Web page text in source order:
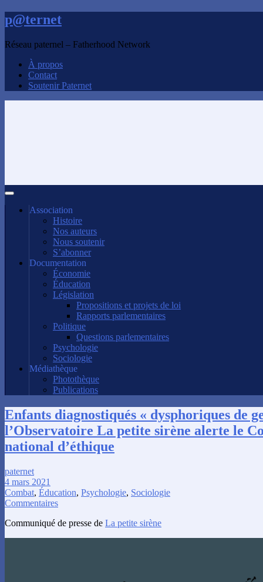
p@ternet
Réseau paternel – Fatherhood Network
À propos
Contact
Soutenir Paternet
Association
Histoire
Nos auteurs
Nous soutenir
S’abonner
Documentation
Économie
Éducation
Législation
Propositions et projets de loi
Rapports parlementaires
Politique
Questions parlementaires
Psychologie
Sociologie
Médiathèque
Photothèque
Publications
Enfants diagnostiqués « dysphoriques de
l’Observatoire La petite sirène alerte le
national d’éthique
paternet
4 mars 2021
Combat, Éducation, Psychologie, Sociologie
Commentaires
Communiqué de presse de La petite sirène